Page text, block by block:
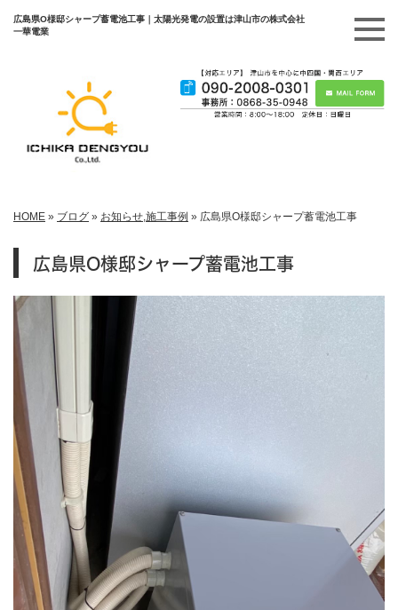
広島県O様邸シャープ蓄電池工事｜太陽光発電の設置は津山市の株式会社
一華電業
HOME » ブログ » お知らせ,施工事例 » 広島県O様邸シャープ蓄電池工事
広島県O様邸シャープ蓄電池工事